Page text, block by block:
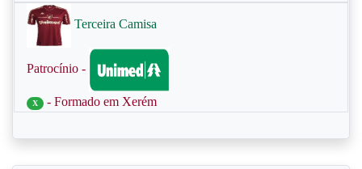
Terceira Camisa
Patrocínio -
X - Formado em Xerém